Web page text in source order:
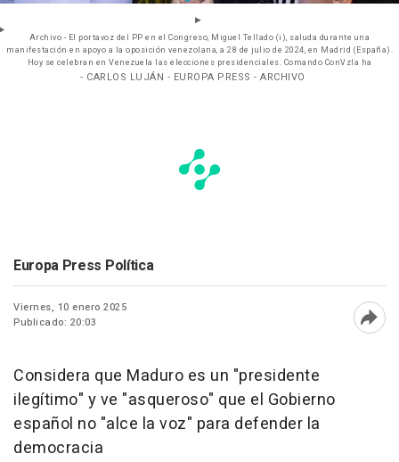
Archivo - El portavoz del PP en el Congreso, Miguel Tellado (i), saluda durante una
manifestación en apoyo a la oposición venezolana, a 28 de julio de 2024, en Madrid (España).
Hoy se celebran en Venezuela las elecciones presidenciales. Comando ConVzla ha
- CARLOS LUJÁN - EUROPA PRESS - ARCHIVO
Europa Press Política
Viernes, 10 enero 2025
Publicado: 20:03
Considera que Maduro es un "presidente
ilegítimo" y ve "asqueroso" que el Gobierno
español no "alce la voz" para defender la
democracia